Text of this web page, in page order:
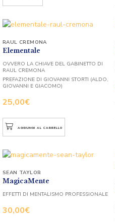
Elementale
25,00€
RAUL CREMONA
OVVERO LA CHIAVE DEL GABINETTO DI
RAUL CREMONA
PREFAZIONE DI GIOVANNI STORTI (ALDO,
GIOVANNI E GIACOMO)
AGGIUNGI AL CARRELLO
MagicaMente
30,00€
SEAN TAYLOR
EFFETTI DI MENTALISMO PROFESSIONALE